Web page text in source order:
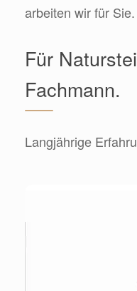
arbeiten wir für Sie.
Für
Fachmann.
Langjährige